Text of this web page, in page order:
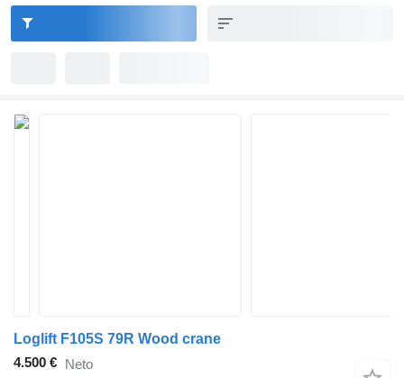
Loglift F105S 79R Wood crane
4.500 € Neto